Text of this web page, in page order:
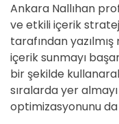
Ankara Nallıhan
ve etkili içerik
tarafından
içerik sunmayı
bir şekilde
sıralarda yer
optimizasyonunu